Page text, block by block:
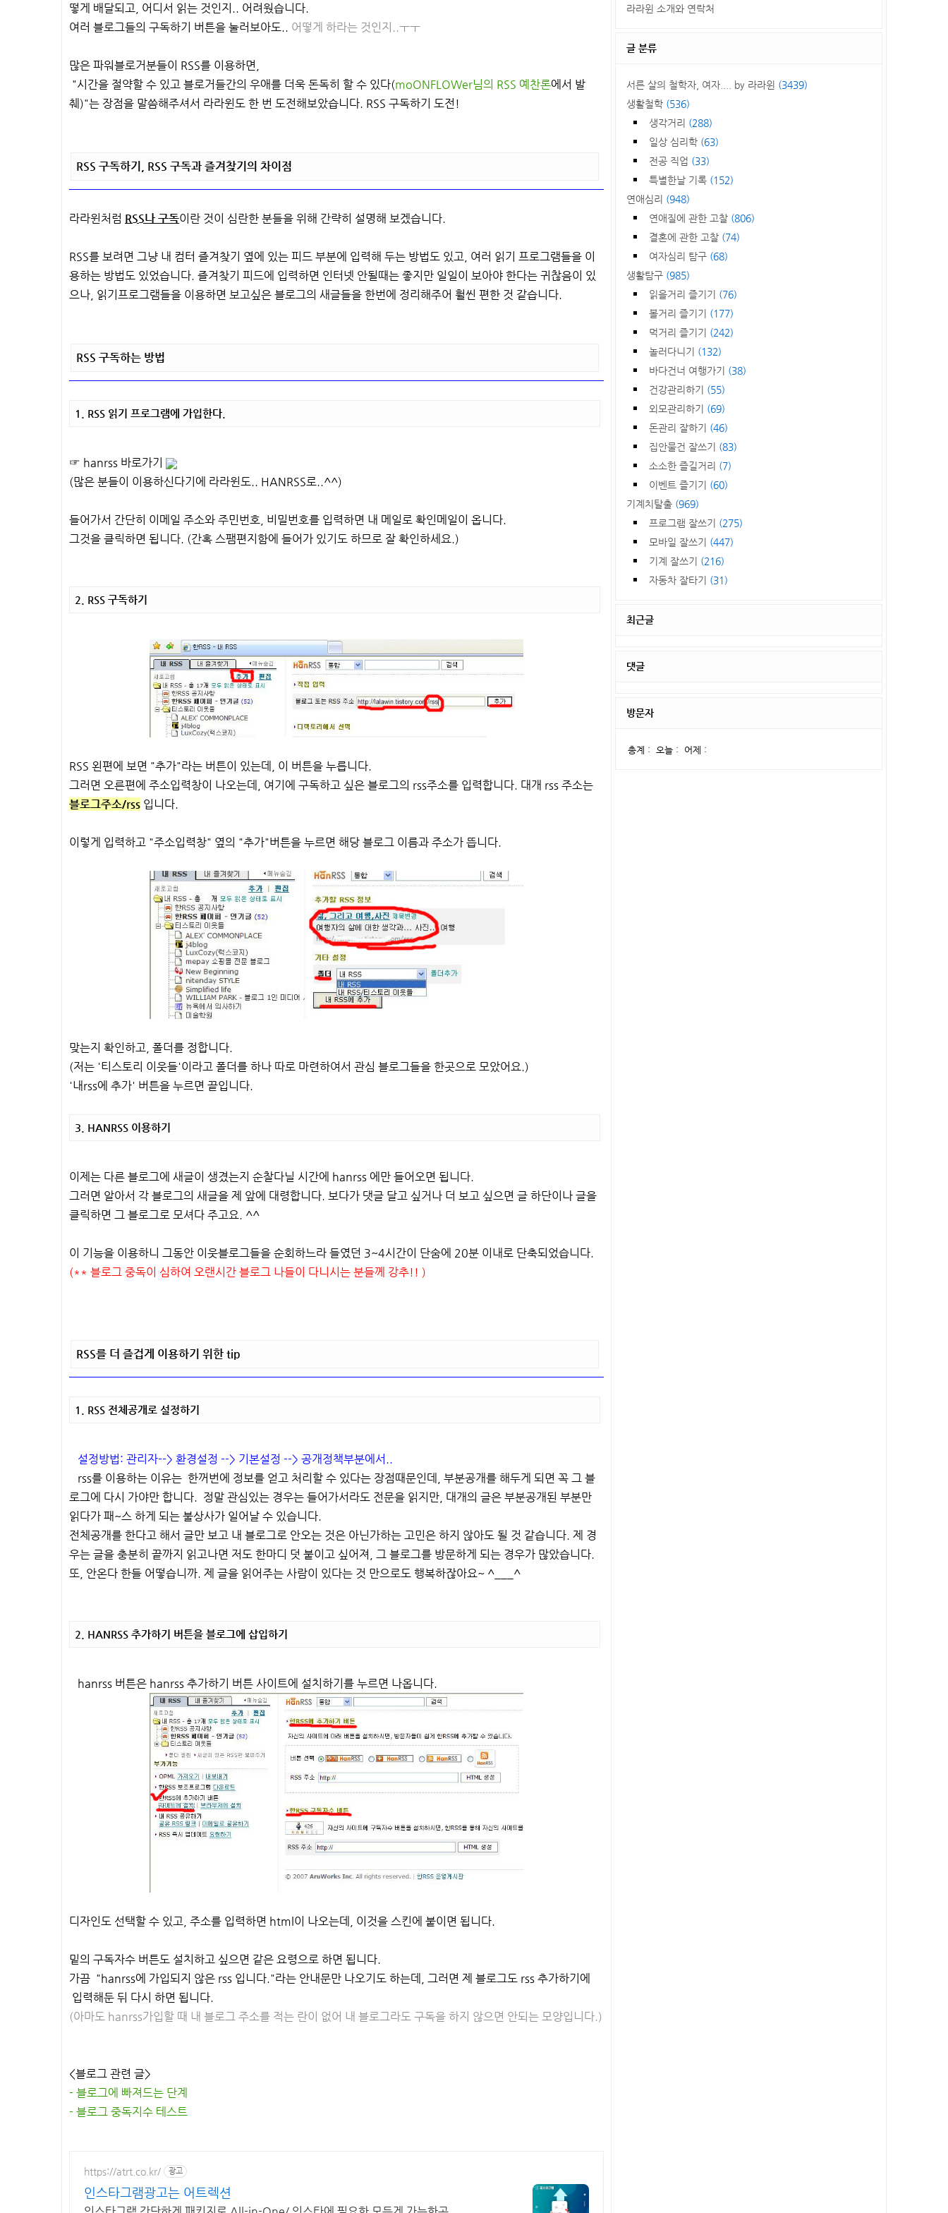
떻게 배달되고, 어디서 읽는 것인지.. 어려웠습니다.
여러 블로그들의 구독하기 버튼을 눌러보아도.. 어떻게 하라는 것인지..ㅜㅜ
많은 파워블로거분들이 RSS를 이용하면,
"시간을 절약할 수 있고 블로거들간의 우애를 더욱 돈독히 할 수 있다(moONFLOWer님의 RSS 예찬론에서 발
췌)"는 장점을 말씀해주셔서 라라윈도 한 번 도전해보았습니다. RSS 구독하기 도전!
RSS 구독하기, RSS 구독과 즐겨찾기의 차이점
라라윈처럼 RSS나 구독이란 것이 심란한 분들을 위해 간략히 설명해 보겠습니다.
RSS를 보려면 그냥 내 컴터 즐겨찾기 옆에 있는 피드 부분에 입력해 두는 방법도 있고, 여러 읽기 프로그램들을 이
용하는 방법도 있었습니다. 즐겨찾기 피드에 입력하면 인터넷 안될때는 좋지만 일일이 보아야 한다는 귀찮음이 있
으나, 읽기프로그램들을 이용하면 보고싶은 블로그의 새글들을 한번에 정리해주어 훨씬 편한 것 같습니다.
RSS 구독하는 방법
1. RSS 읽기 프로그램에 가입한다.
☞ hanrss 바로가기
(많은 분들이 이용하신다기에 라라윈도.. HANRSS로..^^)
들어가서 간단히 이메일 주소와 주민번호, 비밀번호를 입력하면 내 메일로 확인메일이 옵니다.
그것을 클릭하면 됩니다. (간혹 스팸편지함에 들어가 있기도 하므로 잘 확인하세요.)
2. RSS 구독하기
RSS 왼편에 보면 "추가"라는 버튼이 있는데, 이 버튼을 누릅니다.
그러면 오른편에 주소입력창이 나오는데, 여기에 구독하고 싶은 블로그의 rss주소를 입력합니다. 대개 rss 주소는
블로그주소/rss 입니다.
이렇게 입력하고 "주소입력창" 옆의 "추가"버튼을 누르면 해당 블로그 이름과 주소가 뜹니다.
맞는지 확인하고, 폴더를 정합니다.
(저는 '티스토리 이웃들'이라고 폴더를 하나 따로 마련하여서 관심 블로그들을 한곳으로 모았어요.)
'내rss에 추가' 버튼을 누르면 끝입니다.
3. HANRSS 이용하기
이제는 다른 블로그에 새글이 생겼는지 순찰다닐 시간에 hanrss 에만 들어오면 됩니다.
그러면 알아서 각 블로그의 새글을 제 앞에 대령합니다. 보다가 댓글 달고 싶거나 더 보고 싶으면 글 하단이나 글을
클릭하면 그 블로그로 모셔다 주고요. ^^
이 기능을 이용하니 그동안 이웃블로그들을 순회하느라 들였던 3~4시간이 단숨에 20분 이내로 단축되었습니다.
(** 블로그 중독이 심하여 오랜시간 블로그 나들이 다니시는 분들께 강추!! )
RSS를 더 즐겁게 이용하기 위한 tip
1. RSS 전체공개로 설정하기
설정방법: 관리자--> 환경설정 --> 기본설정 --> 공개정책부분에서..
rss를 이용하는 이유는 한꺼번에 정보를 얻고 처리할 수 있다는 장점때문인데, 부분공개를 해두게 되면 꼭 그 블
로그에 다시 가야만 합니다. 정말 관심있는 경우는 들어가서라도 전문을 읽지만, 대개의 글은 부분공개된 부분만
읽다가 패~스 하게 되는 불상사가 일어날 수 있습니다.
전체공개를 한다고 해서 글만 보고 내 블로그로 안오는 것은 아닌가하는 고민은 하지 않아도 될 것 같습니다. 제 경
우는 글을 충분히 끝까지 읽고나면 저도 한마디 덧 붙이고 싶어져, 그 블로그를 방문하게 되는 경우가 많았습니다.
또, 안온다 한들 어떻습니까. 제 글을 읽어주는 사람이 있다는 것 만으로도 행복하잖아요~ ^___^
2. HANRSS 추가하기 버튼을 블로그에 삽입하기
hanrss 버튼은 hanrss 추가하기 버튼 사이트에 설치하기를 누르면 나옵니다.
디자인도 선택할 수 있고, 주소를 입력하면 html이 나오는데, 이것을 스킨에 붙이면 됩니다.
밑의 구독자수 버튼도 설치하고 싶으면 같은 요령으로 하면 됩니다.
가끔 "hanrss에 가입되지 않은 rss 입니다."라는 안내문만 나오기도 하는데, 그러면 제 블로그도 rss 추가하기에
입력해둔 뒤 다시 하면 됩니다.
(아마도 hanrss가입할 때 내 블로그 주소를 적는 란이 없어 내 블로그라도 구독을 하지 않으면 안되는 모양입니다.)
<블로그 관련 글>
- 블로그에 빠져드는 단계
- 블로그 중독지수 테스트
https://atrt.co.kr/ 광고
인스타그램광고는 어트렉션
라라윈 소개와 연락처
글 분류
서른 살의 철학자, 여자.... by 라라윈 (3439)
생활철학 (536)
생각거리 (288)
일상 심리학 (63)
전공 직업 (33)
특별한날 기록 (152)
연애심리 (948)
연애질에 관한 고찰 (806)
결혼에 관한 고찰 (74)
여자심리 탐구 (68)
생활탐구 (985)
읽을거리 즐기기 (76)
볼거리 즐기기 (177)
먹거리 즐기기 (242)
놀러다니기 (132)
바다건너 여행가기 (38)
건강관리하기 (55)
외모관리하기 (69)
돈관리 잘하기 (46)
집안물건 잘쓰기 (83)
소소한 즐길거리 (7)
이벤트 즐기기 (60)
기계치탈출 (969)
프로그램 잘쓰기 (275)
모바일 잘쓰기 (447)
기계 잘쓰기 (216)
자동차 잘타기 (31)
최근글
댓글
방문자
총계 : 오늘 : 어제 :